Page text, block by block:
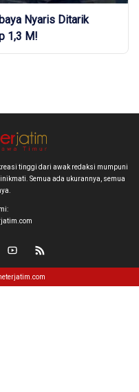
Nyaris Ditarik
1,3 M!
tinggi dari awak redaksi mumpuni
Semua ada ukurannya, semua